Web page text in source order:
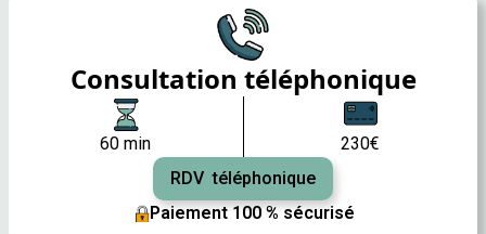
Consultation téléphonique
60 min
230€
RDV téléphonique
Paiement 100 % sécurisé